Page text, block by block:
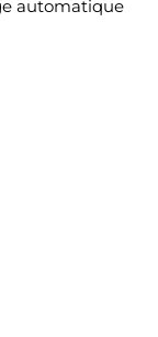
automatique